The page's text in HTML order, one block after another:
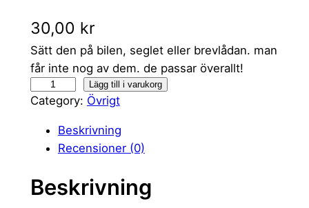
30,00 kr
Sätt den på bilen, seglet eller brevlådan. man
får inte nog av dem. de passar överallt!
V
s
Lägg till i varukorg
Category: Övrigt
Beskrivning
Recensioner (0)
Beskrivning